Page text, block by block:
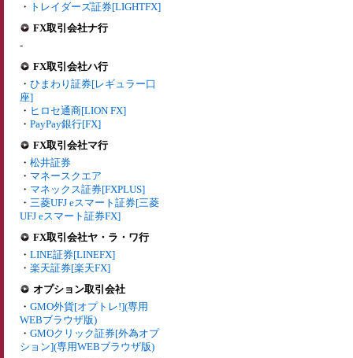
・ トレイダーズ証券[LIGHTFX]
FX取引会社ナ行
-
FX取引会社ハ行
・ ひまわり証券[レギュラー口
座]
・ ヒロセ通商[LION FX]
・ PayPay銀行[FX]
FX取引会社マ行
・ 松井証券
・ マネースクエア
・ マネックス証券[FXPLUS]
・ 三菱UFJ eスマート証券[三菱
UFJ eスマート証券FX]
FX取引会社ヤ・ラ・ワ行
・ LINE証券[LINEFX]
・ 楽天証券[楽天FX]
オプション取引会社
・ GMO外貨[オプトレ!](専用
WEBブラウザ版)
・ GMOクリック証券[外為オプ
ション](専用WEBブラウザ版)